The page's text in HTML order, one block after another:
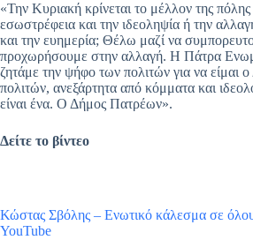
«Την Κυριακή κρίνεται το μέλλον της
εσωστρέφεια και την ιδεοληψία ή την
και την ευημερία; Θέλω μαζί να
προχωρήσουμε στην αλλαγή. Η Πάτρα
ζητάμε την ψήφο των πολιτών για να είμαι
πολιτών, ανεξάρτητα από κόμματα και
είναι ένα. Ο Δήμος Πατρέων».
Δείτε το βίντεο
Κώστας Σβόλης – Ενωτικό κάλεσμα σε
YouTube